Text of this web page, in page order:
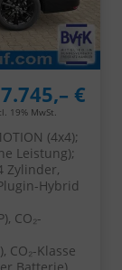
€
19% MwSt.
(4x4);
Leistung);
Zylinder,
Hybrid
CO₂-
CO₂-Klasse